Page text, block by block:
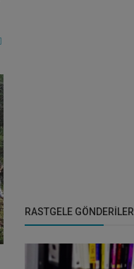
RASTGELE GÖNDERILER